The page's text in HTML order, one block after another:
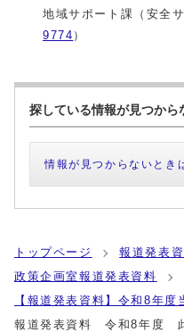
地域サポート課（安全
9774 ）
探している情報が見つから
情報が見つからないとき
トップページ
報道発表
政策企画室報道発表資料
【報道発表資料】令和8年
報道発表資料 令和8年度